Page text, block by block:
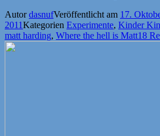
AutordasnufVeröffentlicht am 17.
2011Kategorien Experimente, Kinder
matt harding, Where the hell is Matt18